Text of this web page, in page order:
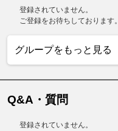
登録されていません。
ご登録をお待ちしております。
グループをもっと見る
Q&A・質問
登録されていません。